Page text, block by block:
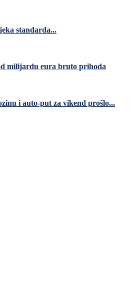
standarda...
milijardu eura bruto prihoda
i auto-put za vikend prošlo...